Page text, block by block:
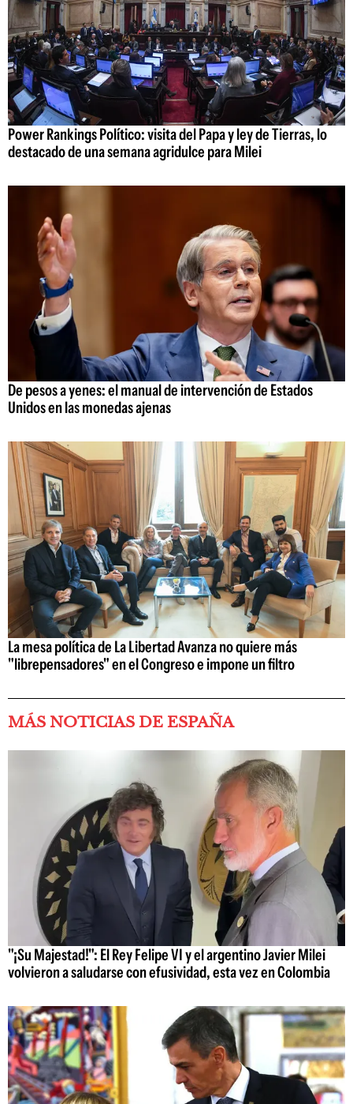
Power Rankings Político: visita del Papa y ley de Tierras, lo
destacado de una semana agridulce para Milei
De pesos a yenes: el manual de intervención de Estados
Unidos en las monedas ajenas
La mesa política de La Libertad Avanza no quiere más
"librepensadores" en el Congreso e impone un filtro
MÁS NOTICIAS DE ESPAÑA
"¡Su Majestad!": El Rey Felipe VI y el argentino Javier Milei
volvieron a saludarse con efusividad, esta vez en Colombia